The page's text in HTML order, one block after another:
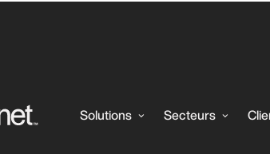
Solutions Secteurs
en ligne